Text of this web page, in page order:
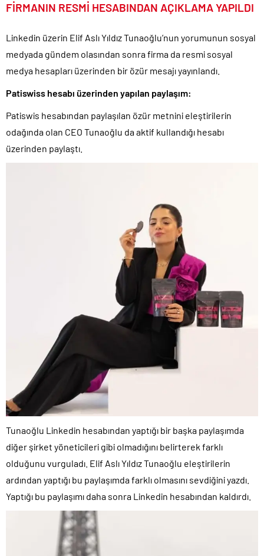
FİRMANIN RESMİ HESABINDAN AÇIKLAMA YAPILDI
Linkedin üzerin Elif Aslı Yıldız Tunaoğlu’nun yorumunun sosyal
medyada gündem olasından sonra firma da resmi sosyal
medya hesapları üzerinden bir özür mesajı yayınlandı.
Patiswiss hesabı üzerinden yapılan paylaşım:
Patiswis hesabından paylaşılan özür metnini eleştirilerin
odağında olan CEO Tunaoğlu da aktif kullandığı hesabı
üzerinden paylaştı.
Tunaoğlu Linkedin hesabından yaptığı bir başka paylaşımda
diğer şirket yöneticileri gibi olmadığını belirterek farklı
olduğunu vurguladı. Elif Aslı Yıldız Tunaoğlu eleştirilerin
ardından yaptığı bu paylaşımda farklı olmasını sevdiğini yazdı.
Yaptığı bu paylaşımı daha sonra Linkedin hesabından kaldırdı.